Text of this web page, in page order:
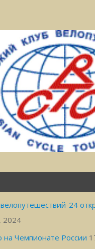
24
2024
на Чемпионате России